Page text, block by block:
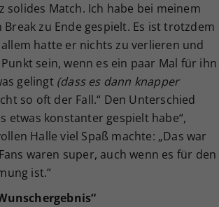
solides Match. Ich habe bei meinem
zu Ende gespielt. Es ist trotzdem
hatte er nichts zu verlieren und
sein, wenn es ein paar Mal für ihn
gelingt (dass es dann knapper
so oft der Fall.“ Den Unterschied
etwas konstanter gespielt habe“,
Halle viel Spaß machte: „Das war
waren super, auch wenn es für den
ist.“